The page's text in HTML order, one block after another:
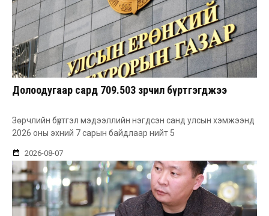
Долоодугаар сард 709.503 зөрчил бүртгэгджээ
Зөрчлийн бүртгэл мэдээллийн нэгдсэн санд улсын хэмжээнд
2026 оны эхний 7 сарын байдлаар нийт 5
2026-08-07